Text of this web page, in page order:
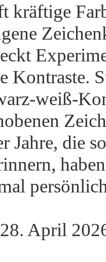
kräftige
Kontraste.
weiß-
Jahre, die
April